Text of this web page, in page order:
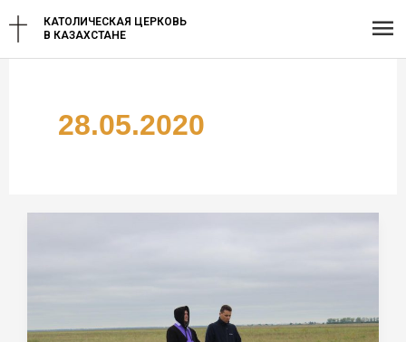
Перейти
содержимому
КАТОЛИЧЕСКАЯ ЦЕРКОВЬ
В КАЗАХСТАНЕ
28.05.2020